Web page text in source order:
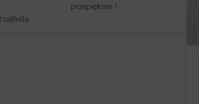
przepięknie !
IzaBella